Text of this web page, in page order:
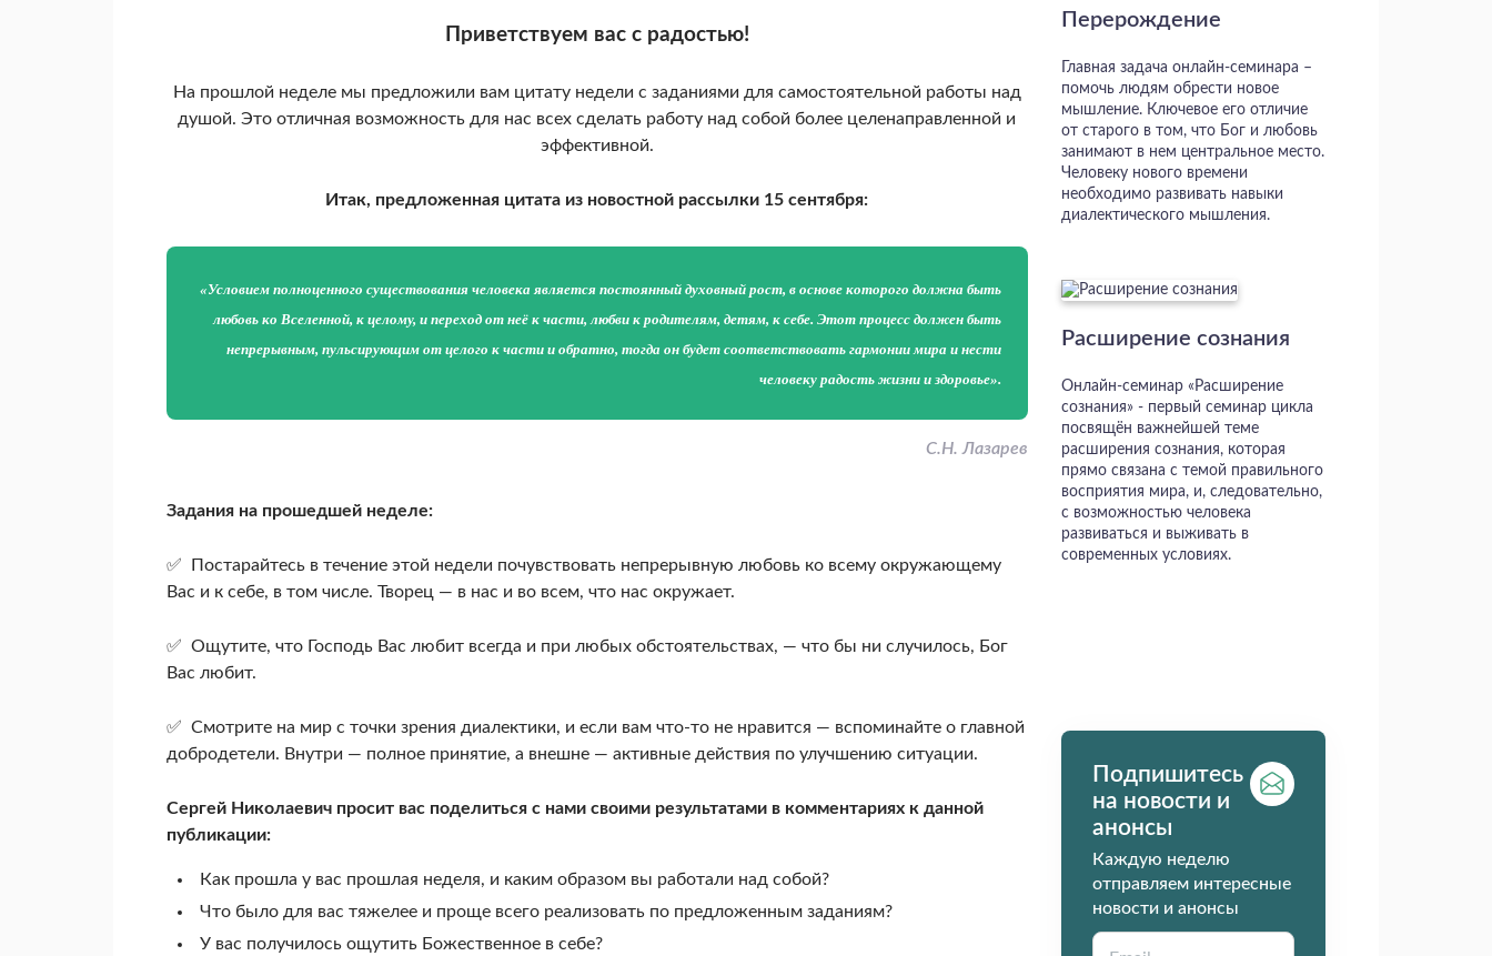
Приветствуем вас с радостью!
На прошлой неделе мы предложили вам цитату недели с заданиями для самостоятельной работы над
душой. Это отличная возможность для нас всех сделать работу над собой более целенаправленной и
эффективной.
Итак, предложенная цитата из новостной рассылки 15 сентября:
«Условием полноценного существования человека является постоянный духовный рост, в основе которого должна быть
любовь ко Вселенной, к целому, и переход от неё к части, любви к родителям, детям, к себе. Этот процесс должен быть
непрерывным, пульсирующим от целого к части и обратно, тогда он будет соответствовать гармонии мира и нести
человеку радость жизни и здоровье».
С.Н. Лазарев
Задания на прошедшей неделе:
✅ Постарайтесь в течение этой недели почувствовать непрерывную любовь ко всему окружающему
Вас и к себе, в том числе. Творец — в нас и во всем, что нас окружает.
✅ Ощутите, что Господь Вас любит всегда и при любых обстоятельствах, — что бы ни случилось, Бог
Вас любит.
✅ Смотрите на мир с точки зрения диалектики, и если вам что-то не нравится — вспоминайте о главной
добродетели. Внутри — полное принятие, а внешне — активные действия по улучшению ситуации.
Сергей Николаевич просит вас поделиться с нами своими результатами в комментариях к данной
публикации:
Как прошла у вас прошлая неделя, и каким образом вы работали над собой?
Что было для вас тяжелее и проще всего реализовать по предложенным заданиям?
У вас получилось ощутить Божественное в себе?
Перерождение
Главная задача онлайн-семинара –
помочь людям обрести новое
мышление. Ключевое его отличие
от старого в том, что Бог и любовь
занимают в нем центральное место.
Человеку нового времени
необходимо развивать навыки
диалектического мышления.
Расширение сознания
Онлайн-семинар «Расширение
сознания» - первый семинар цикла
посвящён важнейшей теме
расширения сознания, которая
прямо связана с темой правильного
восприятия мира, и, следовательно,
с возможностью человека
развиваться и выживать в
современных условиях.
Подпишитесь
на новости и
анонсы
Каждую неделю
отправляем интересные
новости и анонсы